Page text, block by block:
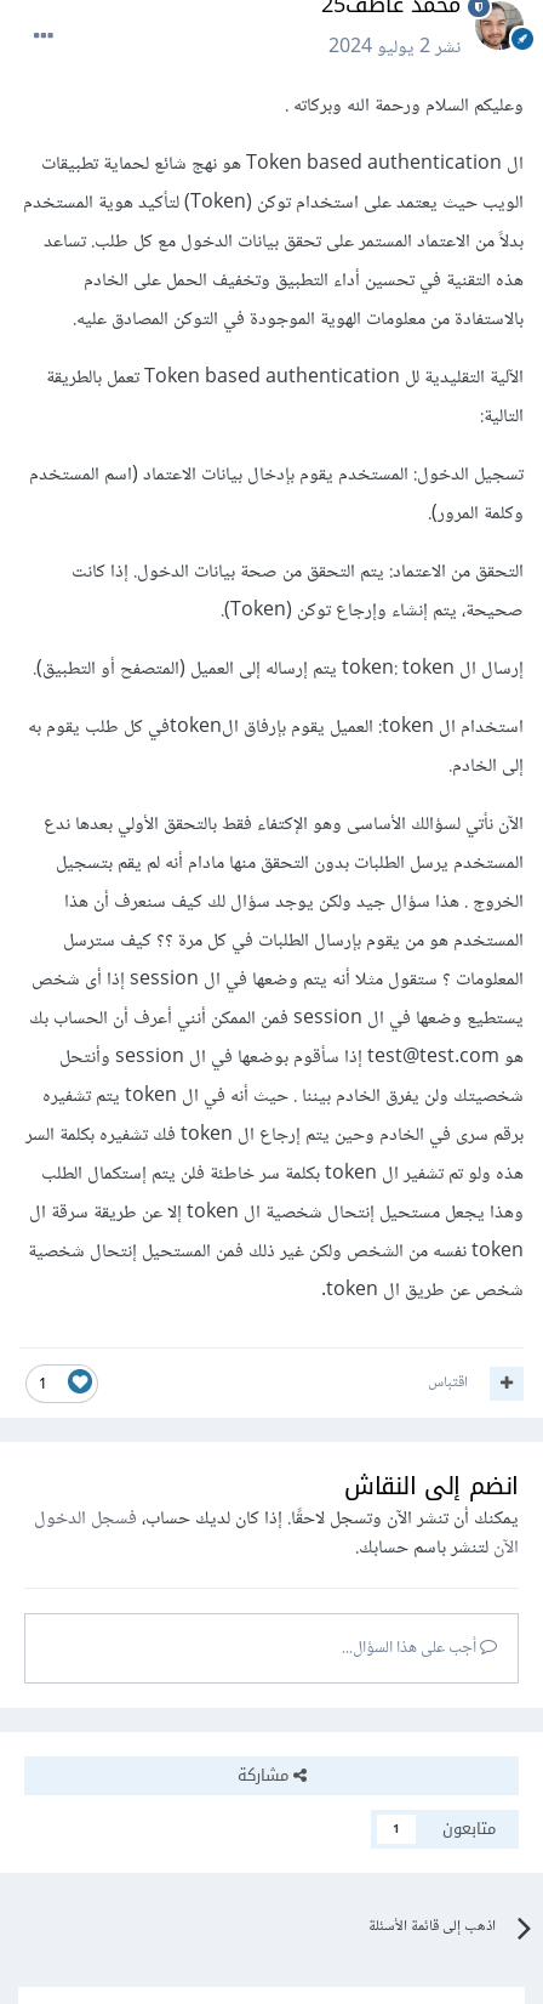
نشر2 يوليو 2024
وعليكم السلام ورحمة الله وبركاته .
ال Token based authentication هو نهج شائع لحماية تطبيقات
الويب حيث يعتمد على استخدام توكن (Token) لتأكيد هوية المستخدم
بدلاً من الاعتماد المستمر على تحقق بيانات الدخول مع كل طلب. تساعد
هذه التقنية في تحسين أداء التطبيق وتخفيف الحمل على الخادم
بالاستفادة من معلومات الهوية الموجودة في التوكن المصادق عليه.
الآلية التقليدية لل Token based authentication تعمل بالطريقة
التالية:
تسجيل الدخول: المستخدم يقوم بإدخال بيانات الاعتماد (اسم المستخدم
وكلمة المرور).
التحقق من الاعتماد: يتم التحقق من صحة بيانات الدخول. إذا كانت
صحيحة، يتم إنشاء وإرجاع توكن (Token).
إرسال ال token: token يتم إرساله إلى العميل (المتصفح أو التطبيق).
استخدام ال token: العميل يقوم بإرفاق الtokenفي كل طلب يقوم به
إلى الخادم.
الآن نأتي لسؤالك الأساسى وهو الإكتفاء فقط بالتحقق الأولي بعدها ندع
المستخدم يرسل الطلبات بدون التحقق منها مادام أنه لم يقم بتسجيل
الخروج . هذا سؤال جيد ولكن يوجد سؤال لك كيف سنعرف أن هذا
المستخدم هو من يقوم بإرسال الطلبات في كل مرة ؟؟ كيف سترسل
المعلومات ؟ ستقول مثلا أنه يتم وضعها في ال session إذا أى شخص
يستطيع وضعها في ال session فمن الممكن أنني أعرف أن الحساب بك
هو test@test.com إذا سأقوم بوضعها في ال session وأنتحل
شخصيتك ولن يفرق الخادم بيننا . حيث أنه في ال token يتم تشفيره
برقم سرى في الخادم وحين يتم إرجاع ال token فك تشفيره بكلمة السر
هذه ولو تم تشفير ال token بكلمة سر خاطئة فلن يتم إستكمال الطلب
وهذا يجعل مستحيل إنتحال شخصية ال token إلا عن طريقة سرقة ال
token نفسه من الشخص ولكن غير ذلك فمن المستحيل إنتحال شخصية
شخص عن طريق ال token.
1 اقتباس
انضم إلى النقاش
يمكنك أن تنشر الآن وتسجل لاحقًا. إذا كان لديك حساب،فسجل الدخول
الآنلتنشر باسم حسابك.
أجب على هذا السؤال...
مشاركة
متابعون
1
اذهب إلى قائمة الأسئلة